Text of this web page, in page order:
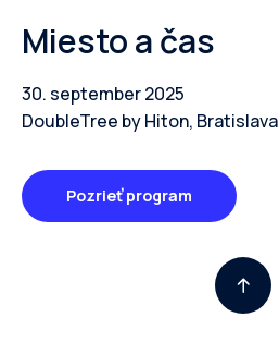
Miesto a čas
30. september 2025
DoubleTree by Hiton, Bratislava
Pozrieť program